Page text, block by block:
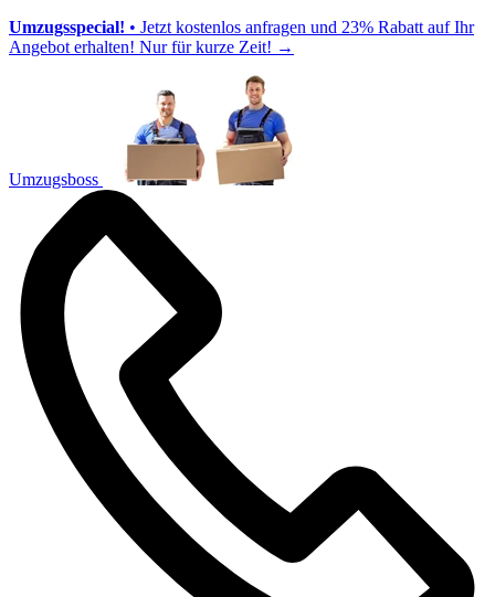
Umzugsspecial! • Jetzt kostenlos anfragen und 23% Rabatt auf Ihr
Angebot erhalten! Nur für kurze Zeit! →
Umzugsboss